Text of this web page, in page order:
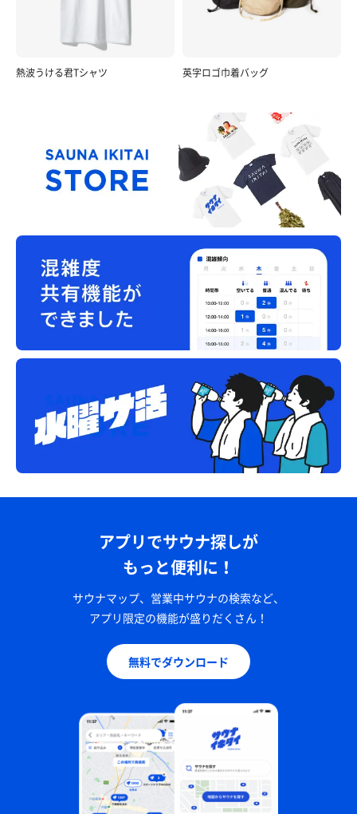
熱波うける君Tシャツ 英字ロゴ巾着バッグ
アプリでサウナ探しが
もっと便利に！
サウナマップ、営業中サウナの検索など、
アプリ限定の機能が盛りだくさん！
無料でダウンロード